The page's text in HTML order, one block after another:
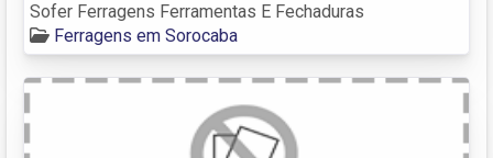
Sofer Ferragens Ferramentas E Fechaduras
Ferragens em Sorocaba